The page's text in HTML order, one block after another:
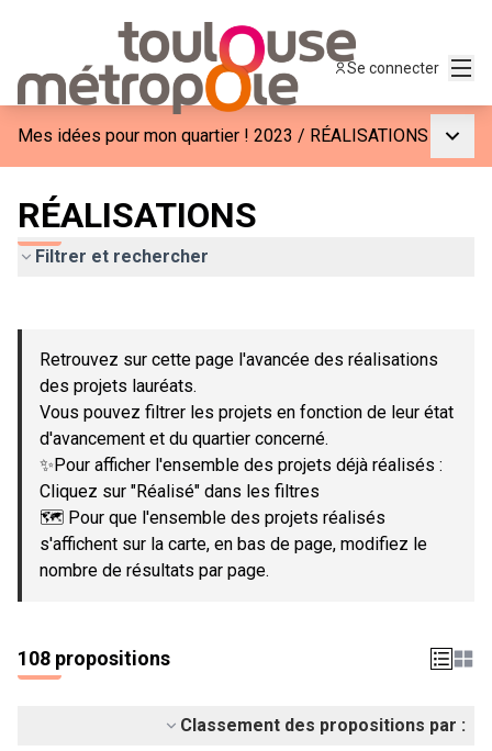
Se connecter
Mes idées pour mon quartier ! 2023 / RÉALISATIONS
RÉALISATIONS
Filtrer et rechercher
−
Retrouvez sur cette page l'avancée des réalisations
des projets lauréats.
Vous pouvez filtrer les projets en fonction de leur état
d'avancement et du quartier concerné.
✨Pour afficher l'ensemble des projets déjà réalisés :
Cliquez sur "Réalisé" dans les filtres
🗺️ Pour que l'ensemble des projets réalisés
s'affichent sur la carte, en bas de page, modifiez le
nombre de résultats par page.
108 propositions
Classement des propositions par :